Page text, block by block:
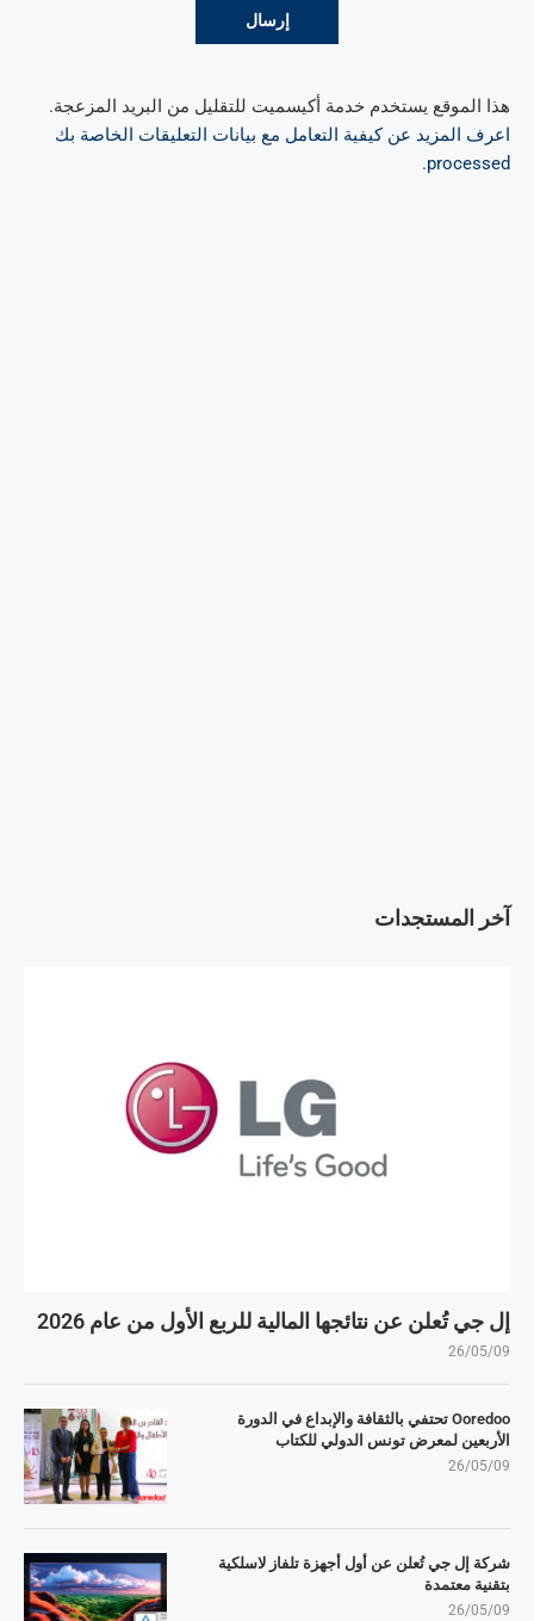
هذا الموقع يستخدم خدمة أكيسميت للتقليل من البريد المزعجة.
اعرف المزيد عن كيفية التعامل مع بيانات التعليقات الخاصة بك
processed
.
آخر المستجدات
إل جي تُعلن عن نتائجها المالية للربع الأول من عام 2026
26/05/09
Ooredoo تحتفي بالثقافة والإبداع في الدورة
الأربعين لمعرض تونس الدولي للكتاب
26/05/09
شركة إل جي تُعلن عن أول أجهزة تلفاز لاسلكية
بتقنية معتمدة
26/05/09